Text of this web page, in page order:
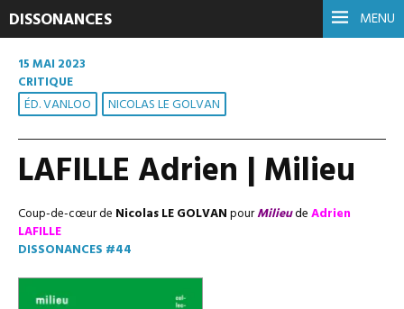
MENU
DISSONANCES
15 MAI 2023
CRITIQUE
ÉD. VANLOO NICOLAS LE GOLVAN
LAFILLE Adrien | Milieu
Coup-de-cœur de Nicolas LE GOLVANpourMilieudeAdrien
LAFILLE
DISSONANCES #44